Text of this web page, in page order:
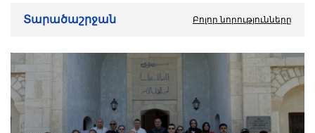
Տարածաշրջան Բոլոր նորությունները